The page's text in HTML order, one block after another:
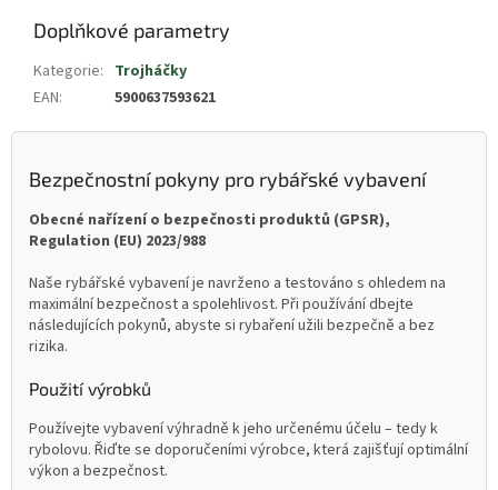
Doplňkové parametry
Kategorie: Trojháčky
EAN: 5900637593621
Bezpečnostní pokyny pro rybářské vybavení
Obecné nařízení o bezpečnosti produktů (GPSR),
Regulation (EU) 2023/988
Naše rybářské vybavení je navrženo a testováno s ohledem na
maximální bezpečnost a spolehlivost. Při používání dbejte
následujících pokynů, abyste si rybaření užili bezpečně a bez
rizika.
Použití výrobků
Používejte vybavení výhradně k jeho určenému účelu – tedy k
rybolovu. Řiďte se doporučeními výrobce, která zajišťují optimální
výkon a bezpečnost.